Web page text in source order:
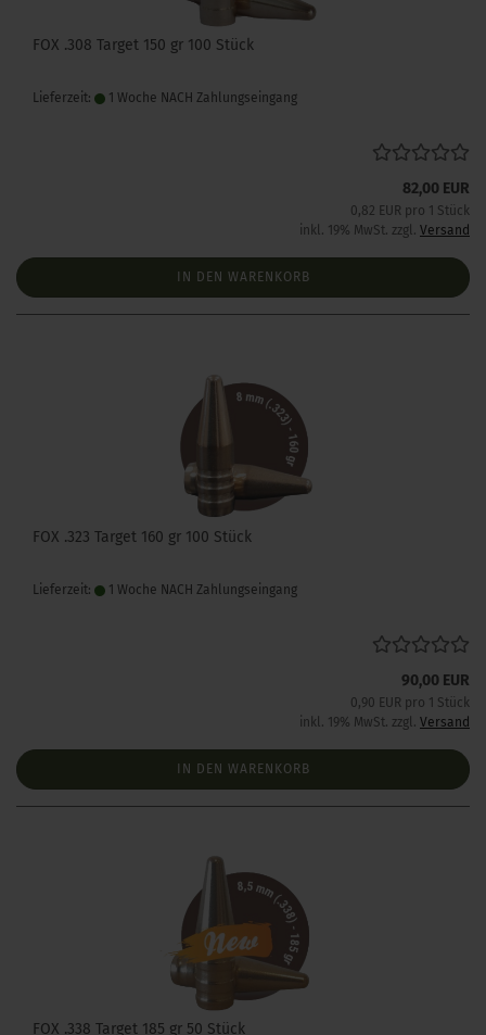
FOX .308 Target 150 gr 100 Stück
Lieferzeit: 1 Woche NACH Zahlungseingang
82,00 EUR
0,82 EUR pro 1 Stück
inkl. 19% MwSt. zzgl. Versand
IN DEN WARENKORB
FOX .323 Target 160 gr 100 Stück
Lieferzeit: 1 Woche NACH Zahlungseingang
90,00 EUR
0,90 EUR pro 1 Stück
inkl. 19% MwSt. zzgl. Versand
IN DEN WARENKORB
FOX .338 Target 185 gr 50 Stück